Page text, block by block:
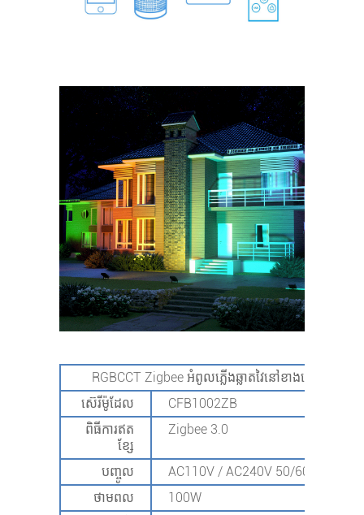
RGBCCT Zigbee អំពូលភ្លើងឆ្លាតវៃនៅខាងក្រៅ
ស៊េរីម៉ូដែល
CFB1002ZB
ពិធីការឥត
ខ្សែ
Zigbee 3.0
បញ្ចូល
AC110V / AC240V 50/60Hz
ថាមពល
100W